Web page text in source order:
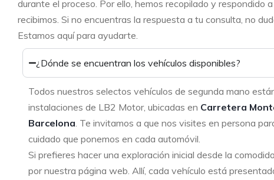
durante el proceso. Por ello, hemos recopilado y respondido
recibimos. Si no encuentras la respuesta a tu consulta, no
Estamos aquí para ayudarte.
¿Dónde se encuentran los vehículos disponibles?
Todos nuestros selectos vehículos de segunda mano
instalaciones de LB2 Motor, ubicadas en Carretera
Barcelona. Te invitamos a que nos visites en persona
cuidado que ponemos en cada automóvil.
Si prefieres hacer una exploración inicial desde la
por nuestra página web. Allí, cada vehículo está